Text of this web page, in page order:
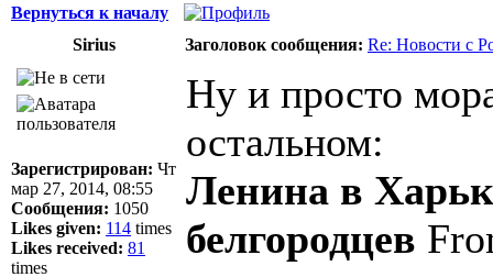
Вернуться к началу
Sirius
Заголовок сообщения: Re: Новости с
Зарегистрирован: Чт
мар 27, 2014, 08:55
Сообщения: 1050
Likes given: 114 times
Likes received: 81
times
Ну и просто
остальном:
Ленина в
белгородцев